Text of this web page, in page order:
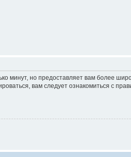
минут, но предоставляет вам более
вам следует ознакомиться с